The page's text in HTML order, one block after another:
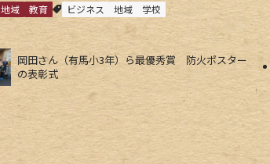
地域 教育 ビジネス 地域 学校
岡田さん（有馬小3年）ら最優秀賞 防火ポスター
の表彰式